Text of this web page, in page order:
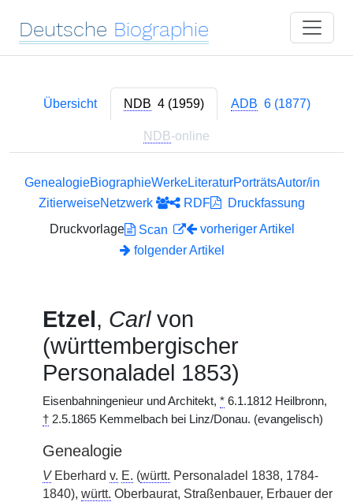
Deutsche Biographie
Übersicht NDB 4 (1959) ADB 6 (1877)
NDB-online
GenealogieBiographieWerkeLiteraturPorträtsAutor/in
ZitierweiseNetzwerk RDF
Druckfassung
Druckvorlage
Scan
vorheriger Artikel
folgender Artikel
Etzel, Carlvon
(württembergischer
Personaladel 1853)
Eisenbahningenieur und Architekt, * 6.1.1812 Heilbronn,
† 2.5.1865 Kemmelbach bei Linz/Donau. (evangelisch)
Genealogie
VEberhard v. E. (württ. Personaladel 1838, 1784-
1840), württ. Oberbaurat, Straßenbauer, Erbauer der